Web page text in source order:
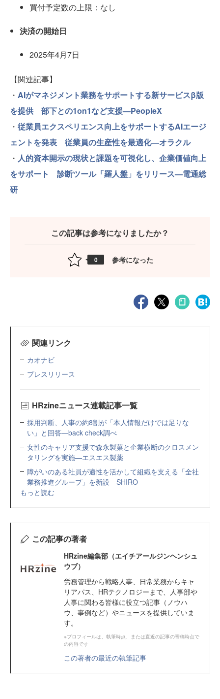
買付予定数の上限：なし
決済の開始日
2025年4月7日
【関連記事】
・ AIがマネジメント業務をサポートする新サービスβ版
を提供 部下との1on1など支援—PeopleX
・ 従業員エクスペリエンス向上をサポートするAIエージ
ェントを発表 従業員の生産性を最適化—オラクル
・ 人的資本開示の現状と課題を可視化し、企業価値向上
をサポート 診断ツール「羅人盤」をリリース—電通総
研
この記事は参考になりましたか？
0 参考になった
関連リンク
カオナビ
プレスリリース
HRzineニュース連載記事一覧
採用判断、人事の約8割が「本人情報だけでは足りな
い」と回答—back check調べ
女性のキャリア支援で森永製菓と企業横断のクロスメン
タリングを実施—エスエス製薬
障がいのある社員が適性を活かして組織を支える「全社
業務推進グループ」を新設—SHIRO
もっと読む
この記事の著者
HRzine編集部（エイチアールジンヘンシュ
ウブ）
労務管理から戦略人事、日常業務からキャ
リアパス、HRテクノロジーまで、人事部や
人事に関わる皆様に役立つ記事（ノウハ
ウ、事例など）やニュースを提供していま
す。
※プロフィールは、執筆時点、または直近の記事の寄稿時点で
の内容です
この著者の最近の執筆記事